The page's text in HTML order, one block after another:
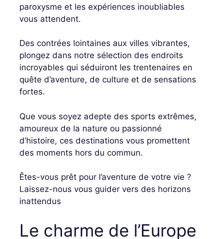
paroxysme et les expériences inoubliables
vous attendent.
Des contrées lointaines aux villes vibrantes,
plongez dans notre sélection des endroits
incroyables qui séduiront les trentenaires en
quête d’aventure, de culture et de sensations
fortes.
Que vous soyez adepte des sports extrêmes,
amoureux de la nature ou passionné
d’histoire, ces destinations vous promettent
des moments hors du commun.
Êtes-vous prêt pour l’aventure de votre vie ?
Laissez-nous vous guider vers des horizons
inattendus
Le charme de l’Europe